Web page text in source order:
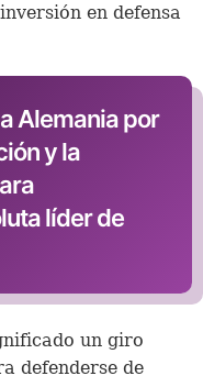
en defensa
Alemania por
y la
líder de
un giro
defenderse de